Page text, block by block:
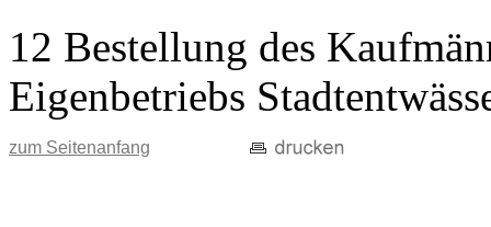
12 Bestellung des
Eigenbetriebs
zum Seitenanfang